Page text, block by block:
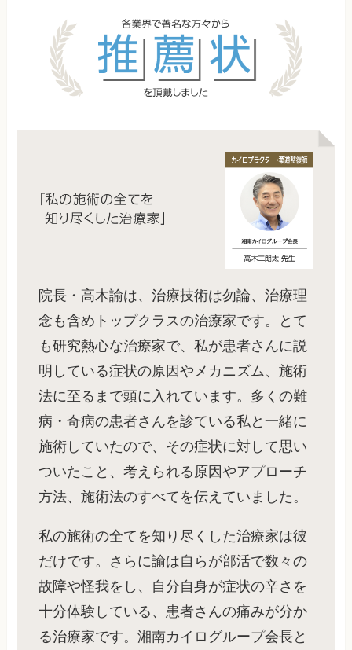
院長・高木諭は、治療技術は勿論、治療理
念も含めトップクラスの治療家です。とて
も研究熱心な治療家で、私が患者さんに説
明している症状の原因やメカニズム、施術
法に至るまで頭に入れています。多くの難
病・奇病の患者さんを診ている私と一緒に
施術していたので、その症状に対して思い
ついたこと、考えられる原因やアプローチ
方法、施術法のすべてを伝えていました。
私の施術の全てを知り尽くした治療家は彼
だけです。さらに諭は自らが部活で数々の
故障や怪我をし、自分自身が症状の辛さを
十分体験している、患者さんの痛みが分か
る治療家です。湘南カイログループ会長と